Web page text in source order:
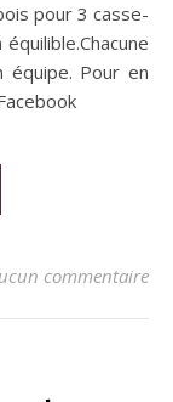
pour 3 casse-
Pour en
commentaire